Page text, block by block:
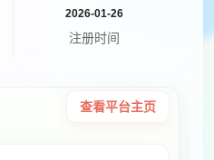
2026-01-26
注册时间
查看平台主页